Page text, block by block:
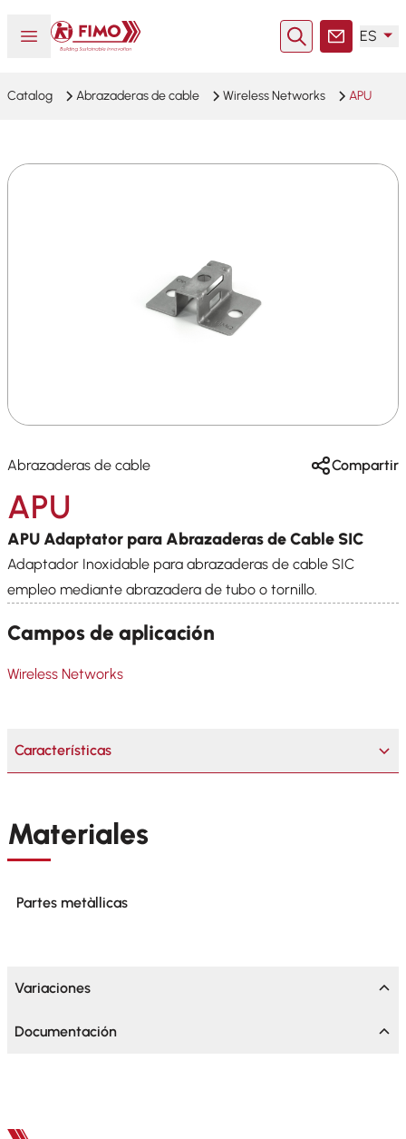
Abrir o cerrar el menú
Volver a la página principal
Buscar enContacto
ES
Catalog Abrazaderas de cable Wireless Networks APU
Abrazaderas de cable Compartir
APU
APU Adaptator para Abrazaderas de Cable SIC
Adaptador Inoxidable para abrazaderas de cable SIC
empleo mediante abrazadera de tubo o tornillo.
Campos de aplicación
Wireless Networks
Características
Materiales
Partes metàllicas
Variaciones
Documentación